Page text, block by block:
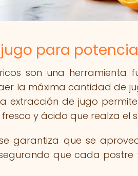
para
son una herramienta
la máxima cantidad de
extracción de jugo
y ácido que realza el
garantiza que se
que cada